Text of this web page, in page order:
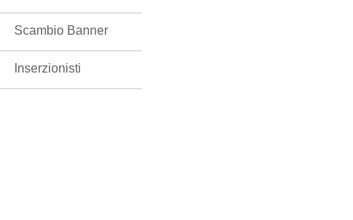
Scambio Banner
Inserzionisti